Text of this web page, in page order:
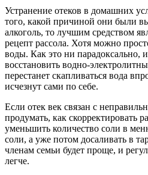
Устранение отеков в домашних
того, какой причиной они были
алкоголь, то лучшим средством
рецепт рассола. Хотя можно
воды. Как это ни парадоксально,
восстановить водно-
перестанет скапливаться вода
исчезнут сами по себе.
Если отек век связан с
продумать, как скорректировать
уменьшить количество соли в
соли, а уже потом досаливать в
членам семьи будет проще, и
легче.